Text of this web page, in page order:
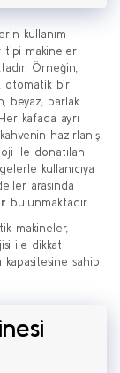
kullanım
tipi makineler
Örneğin,
, otomatik bir
beyaz, parlak
kafada ayrı
hazırlanış
ile donatılan
kullanıcıya
arasında
bulunmaktadır.
makineler,
ile dikkat
sahip